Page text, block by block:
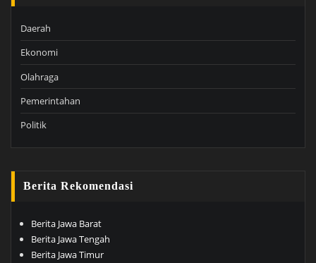
Daerah
Ekonomi
Olahraga
Pemerintahan
Politik
Berita Rekomendasi
Berita Jawa Barat
Berita Jawa Tengah
Berita Jawa Timur